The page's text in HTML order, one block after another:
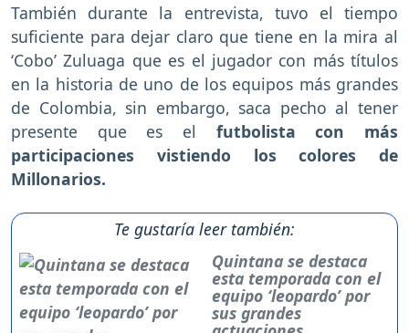
También durante la entrevista, tuvo el tiempo
suficiente para dejar claro que tiene en la mira al
‘Cobo’ Zuluaga que es el jugador con más títulos
en la historia de uno de los equipos más grandes
de Colombia, sin embargo, saca pecho al tener
presente que es el futbolista con más
participaciones vistiendo los colores de
Millonarios.
Te gustaría leer también:
Quintana se destaca
esta temporada con el
equipo ‘leopardo’ por
sus grandes